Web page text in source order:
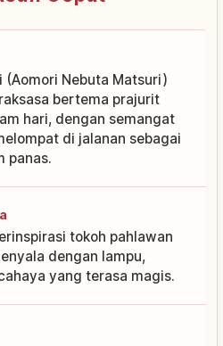
(Aomori Nebuta Matsuri)
bertema prajurit
hari, dengan semangat
di jalanan sebagai
panas.
tokoh pahlawan
dengan lampu,
yang terasa magis.